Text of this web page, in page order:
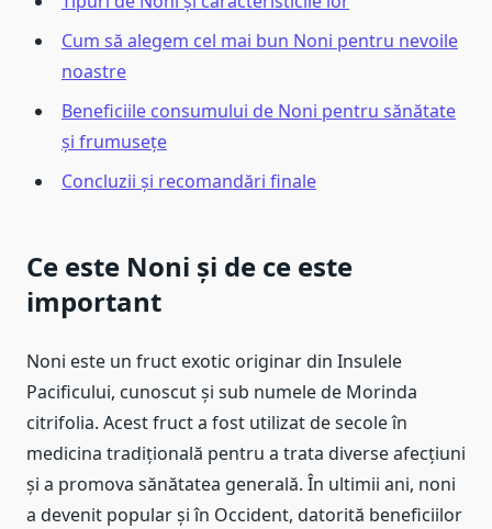
Cum să alegem cel mai bun Noni pentru nevoile
noastre
Beneficiile consumului de Noni pentru sănătate
și frumusețe
Concluzii și recomandări finale
Ce este Noni și de ce este
important
Noni este un fruct exotic originar din Insulele
Pacificului, cunoscut și sub numele de Morinda
citrifolia. Acest fruct a fost utilizat de secole în
medicina tradițională pentru a trata diverse afecțiuni
și a promova sănătatea generală. În ultimii ani, noni
a devenit popular și în Occident, datorită beneficiilor